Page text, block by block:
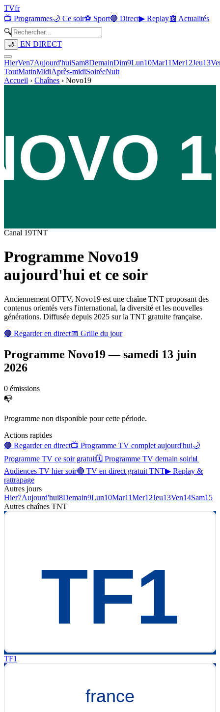
TVfr
📺 Programmes🌙 Ce soir⚽ Sport🔴 Direct▶ Replay📰 Actualités
🔍
🌙 EN DIRECT
HierVen7Aujourd'huiSam8DemainDim9Lun10Mar11Mer12Jeu13
ToutMatinMidiAprès-midiSoiréeNuit
Accueil › Chaînes › Novo19
Canal 19TNT
Programme Novo19
aujourd'hui et ce soir
Anciennement OFTV, Novo19 est une chaîne TNT proposant des
contenus orientés vers l'international, la diversité et les nouvelles
générations. Diffusée depuis 2025 sur la TNT gratuite française.
🔴 Regarder en direct📅 Grille du jour
Programme Novo19—samedi 13 juin
2026
0 émissions
📭
Programme non disponible pour cette période.
Actions rapides
🔴 Regarder en direct📺 Programme TV complet aujourd'hui🌙
Programme TV ce soir gratuit🗓 Programme TV demain soir📊
Audiences TV hier soir🔴 TV en direct gratuit TNT▶ Replay &
rattrapage
Autres jours
Hier7Aujourd'hui8Demain9Lun10Mar11Mer12Jeu13Ven14Sam15
Autres chaînes TNT
TF1